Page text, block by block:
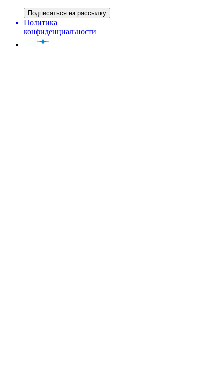
Подписаться на рассылку
Политика
конфиденциальности